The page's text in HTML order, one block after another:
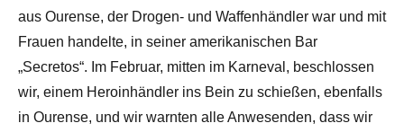
aus Ourense, der Drogen- und Waffenhändler war und mit
Frauen handelte, in seiner amerikanischen Bar
„Secretos“. Im Februar, mitten im Karneval, beschlossen
wir, einem Heroinhändler ins Bein zu schießen, ebenfalls
in Ourense, und wir warnten alle Anwesenden, dass wir